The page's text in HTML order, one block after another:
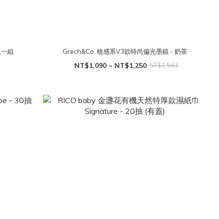
組 Grech&Co. 植感系V3款時尚偏光墨鏡 - 奶茶
NT$1,090 ~ NT$1,250 NT$1,563